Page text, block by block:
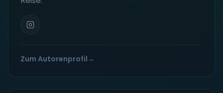
Zum Autorenprofil →